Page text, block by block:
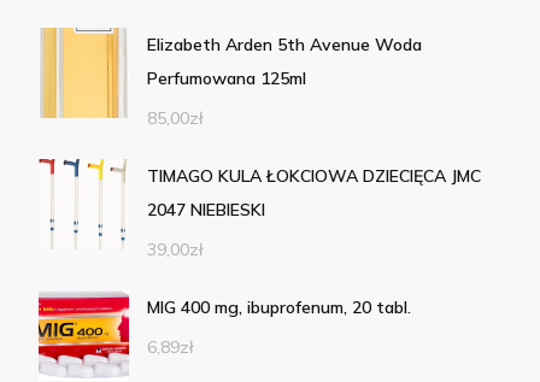
Elizabeth Arden 5th Avenue Woda
Perfumowana 125ml
85,00zł
TIMAGO KULA ŁOKCIOWA DZIECIĘCA JMC
2047 NIEBIESKI
39,00zł
MIG 400 mg, ibuprofenum, 20 tabl.
6,89zł